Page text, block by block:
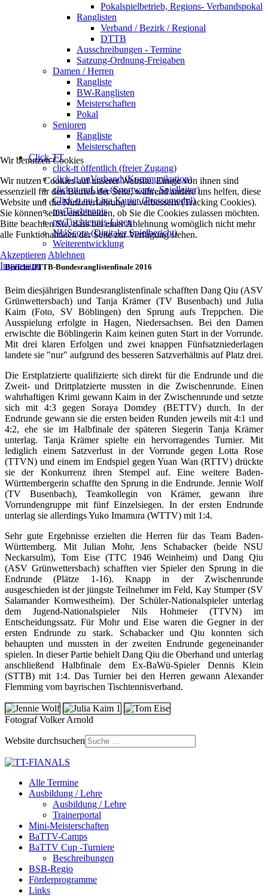
Pokalspielbetrieb, Regions- Verbandspokal
Ranglisten
Verband / Bezirk / Regional
DTTB
Ausschreibungen - Termine
Satzung-Ordnung-Freigaben
Damen / Herren
Rangliste
BW-Ranglisten
Meisterschaften
Pokal
Senioren
Rangliste
Meisterschaften
Click-TT
click-tt öffentlich (freier Zugang)
click-tt nuVerband (Kommunikation)
click-tt nuLiga (Sportwarte, Spielleiter)
Click-tt nu Liga Kurier (Pressemodul)
myTischtennis
myTischtennis-Ligen
NUScore (Digitaler Spielbericht)
Weiterentwicklung
Bericht DTTB-Bundesranglistenfinale 2016
Beim diesjährigen Bundesranglistenfinale schafften Dang Qiu (ASV
Grünwettersbach) und Tanja Krämer (TV Busenbach) und Julia
Kaim (Foto, SV Böblingen) den Sprung aufs Treppchen. Die
Ausspielung erfolgte in Hagen, Niedersachsen. Bei den Damen
erwischte die Böblingerin Kaim keinen guten Start in der Vorrunde.
Mit drei klaren Erfolgen und zwei knappen Fünfsatzniederlagen
landete sie "nur" aufgrund des besseren Satzverhältnis auf Platz drei.
Die Erstplatzierte qualifizierte sich direkt für die Endrunde und die
Zweit- und Drittplatzierte mussten in die Zwischenrunde. Einen
wahrhaftigen Krimi gewann Kaim in der Zwischenrunde und setzte
sich mit 4:3 gegen Soraya Domdey (BETTV) durch. In der
Endrunde gewann sie die ersten beiden Runden jeweils mit 4:1 und
4:2, ehe sie im Halbfinale der späteren Siegerin Tanja Krämer
unterlag. Tanja Krämer spielte ein hervorragendes Turnier. Mit
lediglich einem Satzverlust in der Vorrunde gegen Lotta Rose
(TTVN) und einem im Endspiel gegen Yuan Wan (RTTV) drückte
sie der Konkurrenz ihren Stempel auf. Eine weitere Baden-
Württembergerin schaffte den Sprung in die Endrunde. Jennie Wolf
(TV Busenbach), Teamkollegin von Krämer, gewann ihre
Vorrundengruppe mit fünf Einzelsiegen. In der ersten Endrunde
unterlag sie allerdings Yuko Imamura (WTTV) mit 1:4.
Sehr gute Ergebnisse erzielten die Herren für das Team Baden-
Württemberg. Mit Julian Mohr, Jens Schabacker (beide NSU
Neckarsulm), Tom Eise (TTC 1946 Weinheim) und Dang Qiu
(ASV Grünwettersbach) schafften vier Spieler den Sprung in die
Endrunde (Plätze 1-16). Knapp in der Zwischenrunde
ausgeschieden ist der jüngste Teilnehmer im Feld, Kay Stumper (SV
Salamander Kornwestheim). Der Schüler-Nationalspieler unterlag
dem Jugend-Nationalspieler Nils Hohmeier (TTVN) im
Entscheidungssatz. Für Mohr und Eise waren die Gegner in der
ersten Endrunde zu stark. Schabacker und Qiu konnten sich
behaupten und mussten in der zweiten Endrunde gegeneinander
spielen. In dieser Partie behielt Dang Qiu die Oberhand und unterlag
anschließend Halbfinale dem Ex-BaWü-Spieler Dennis Klein
(STTB) mit 1:4. Das Turnier bei den Herren gewann Alexander
Flemming vom bayrischen Tischtennisverband.
Fotograf Volker Arnold
Website durchsuchen
Alle Termine
Ausbildung / Lehre
Ausbildung / Lehre
Trainerportal
Mini-Meisterschaften
BaTTV-Camps
BaTTV Cup -Turniere
Beschreibungen
BSB-Regio
Förderprogramme
Links
Wir benutzen Cookies
Wir nutzen Cookies auf unserer Website. Einige von ihnen sind
essenziell für den Betrieb der Seite, während andere uns helfen, diese
Website und die Nutzererfahrung zu verbessern (Tracking Cookies).
Sie können selbst entscheiden, ob Sie die Cookies zulassen möchten.
Bitte beachten Sie, dass bei einer Ablehnung womöglich nicht mehr
alle Funktionalitäten der Seite zur Verfügung stehen.
Akzeptieren Ablehnen
Impressum